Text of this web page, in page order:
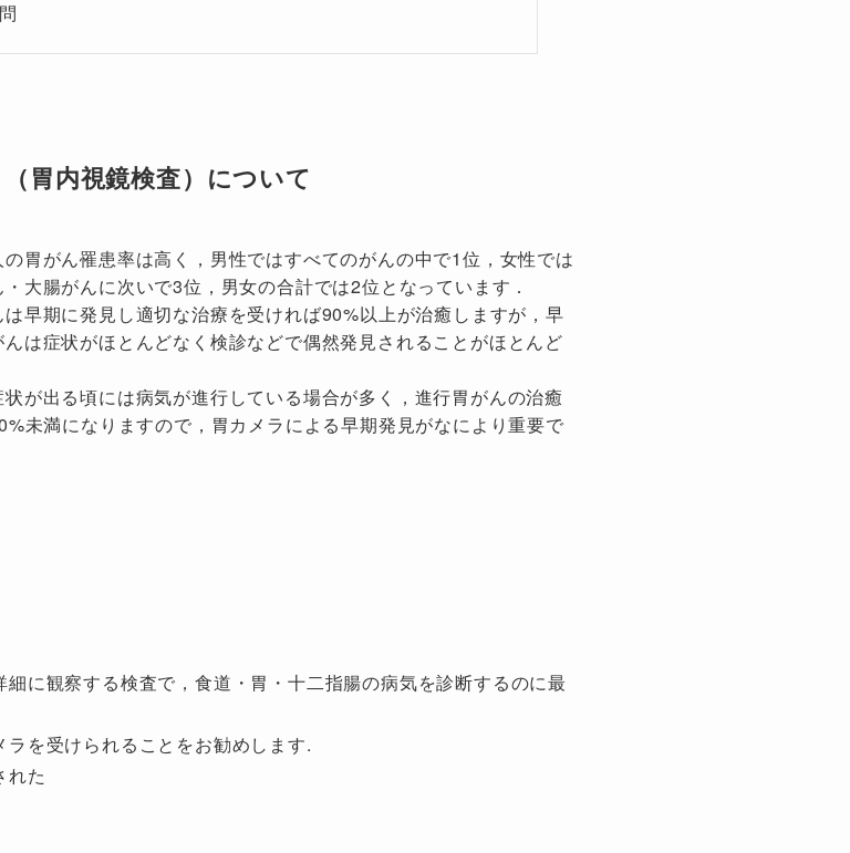
胃内視鏡検査）について
の胃がん罹患率は高く，男性ではすべてのがんの中で1位，女性では
大腸がんに次いで3位，男女の合計では2位となっています．
は早期に発見し適切な治療を受ければ90%以上が治癒しますが，早
んは症状がほとんどなく検診などで偶然発見されることがほとんど
状が出る頃には病気が進行している場合が多く，進行胃がんの治癒
未満になりますので，胃カメラによる早期発見がなにより重要で
に観察する検査で，食道・胃・十二指腸の病気を診断するのに最
を受けられることをお勧めします.
れた